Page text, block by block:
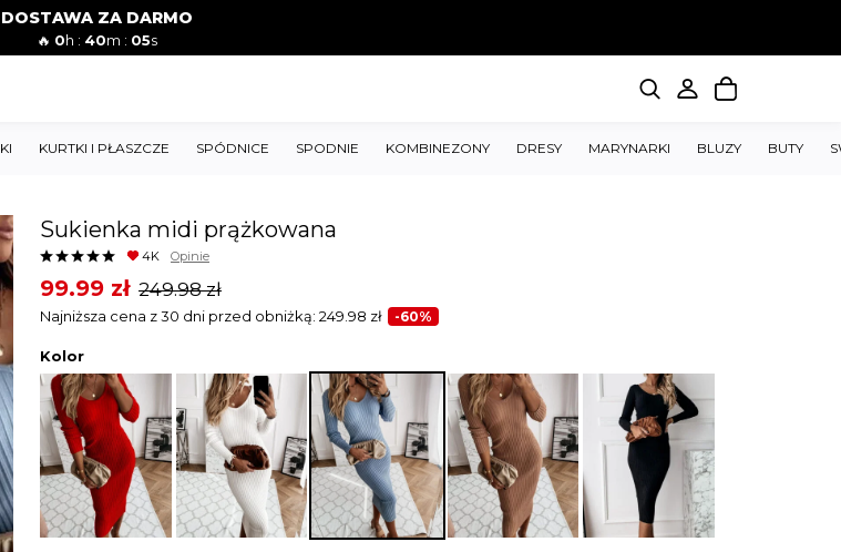
DOSTAWA ZA DARMO
🔥 0h : 40m : 04s
KURTKI I PŁASZCZE SPÓDNICE SPODNIE KOMBINEZONY DRESY MARYNARKI BLUZY BUTY
Sukienka midi prążkowana
4K Opinie
249.98zł
Original
price
249.98 zł.
99.99 zł
Current
price
99.99 zł.
Najniższa cena z 30 dni przed obniżką: 249.98 zł -60%
Kolor